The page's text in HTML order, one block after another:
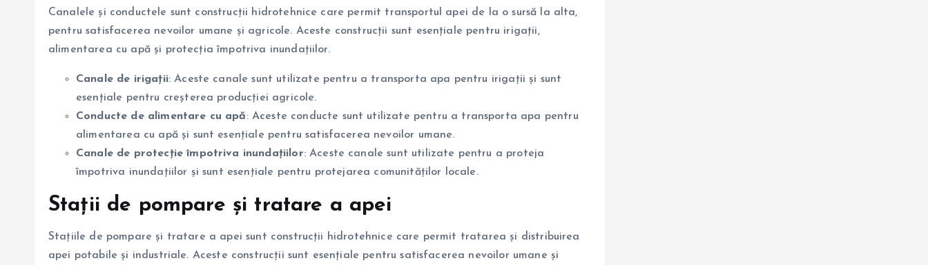
Canalele și conductele sunt construcții hidrotehnice care permit transportul apei de la o sursă la alta,
pentru satisfacerea nevoilor umane și agricole. Aceste construcții sunt esențiale pentru irigații,
alimentarea cu apă și protecția împotriva inundațiilor.
Canale de irigații: Aceste canale sunt utilizate pentru a transporta apa pentru irigații și sunt
esențiale pentru creșterea producției agricole.
Conducte de alimentare cu apă: Aceste conducte sunt utilizate pentru a transporta apa pentru
alimentarea cu apă și sunt esențiale pentru satisfacerea nevoilor umane.
Canale de protecție împotriva inundațiilor: Aceste canale sunt utilizate pentru a proteja
împotriva inundațiilor și sunt esențiale pentru protejarea comunităților locale.
Stații de pompare și tratare a apei
Stațiile de pompare și tratare a apei sunt construcții hidrotehnice care permit tratarea și distribuirea
apei potabile și industriale. Aceste construcții sunt esențiale pentru satisfacerea nevoilor umane și